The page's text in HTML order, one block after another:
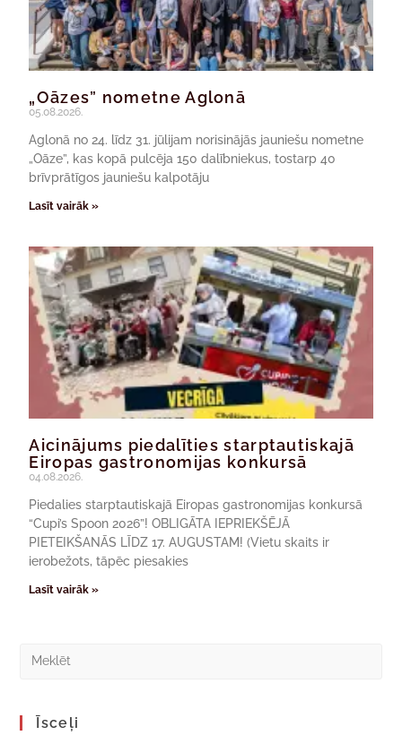
„Oāzes” nometne Aglonā
05.08.2026.
Aglonā no 24. līdz 31. jūlijam norisinājās jauniešu nometne
„Oāze”, kas kopā pulcēja 150 dalībniekus, tostarp 40
brīvprātīgos jauniešu kalpotāju
Lasīt vairāk »
Aicinājums piedalīties starptautiskajā
Eiropas gastronomijas konkursā
04.08.2026.
Piedalies starptautiskajā Eiropas gastronomijas konkursā
“Cupi’s Spoon 2026”! OBLIGĀTA IEPRIEKŠĒJĀ
PIETEIKŠANĀS LĪDZ 17. AUGUSTAM! (Vietu skaits ir
ierobežots, tāpēc piesakies
Lasīt vairāk »
Īsceļi